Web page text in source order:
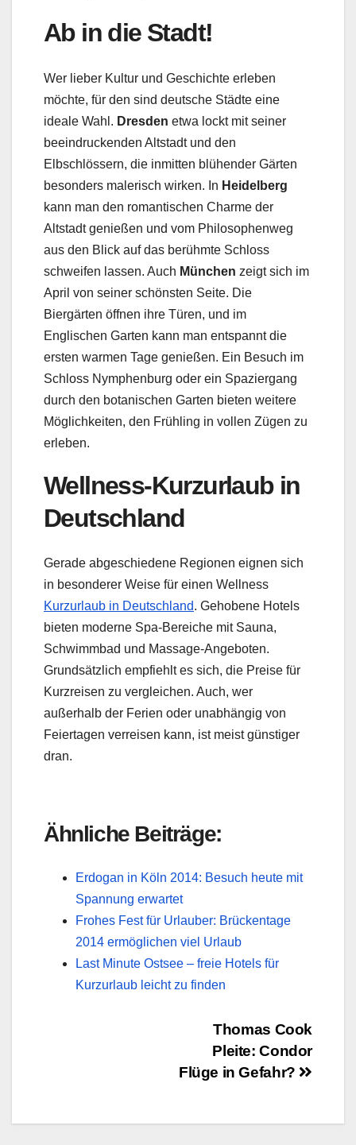
Ab in die Stadt!
Wer lieber Kultur und Geschichte erleben
möchte, für den sind deutsche Städte eine
ideale Wahl. Dresden etwa lockt mit seiner
beeindruckenden Altstadt und den
Elbschlössern, die inmitten blühender Gärten
besonders malerisch wirken. In Heidelberg
kann man den romantischen Charme der
Altstadt genießen und vom Philosophenweg
aus den Blick auf das berühmte Schloss
schweifen lassen. Auch München zeigt sich im
April von seiner schönsten Seite. Die
Biergärten öffnen ihre Türen, und im
Englischen Garten kann man entspannt die
ersten warmen Tage genießen. Ein Besuch im
Schloss Nymphenburg oder ein Spaziergang
durch den botanischen Garten bieten weitere
Möglichkeiten, den Frühling in vollen Zügen zu
erleben.
Wellness-Kurzurlaub in
Deutschland
Gerade abgeschiedene Regionen eignen sich
in besonderer Weise für einen Wellness
Kurzurlaub in Deutschland. Gehobene Hotels
bieten moderne Spa-Bereiche mit Sauna,
Schwimmbad und Massage-Angeboten.
Grundsätzlich empfiehlt es sich, die Preise für
Kurzreisen zu vergleichen. Auch, wer
außerhalb der Ferien oder unabhängig von
Feiertagen verreisen kann, ist meist günstiger
dran.
Ähnliche Beiträge:
Erdogan in Köln 2014: Besuch heute mit
Spannung erwartet
Frohes Fest für Urlauber: Brückentage
2014 ermöglichen viel Urlaub
Last Minute Ostsee – freie Hotels für
Kurzurlaub leicht zu finden
BeitragsnavigationThomas Cook
Pleite: Condor
Flüge in Gefahr?